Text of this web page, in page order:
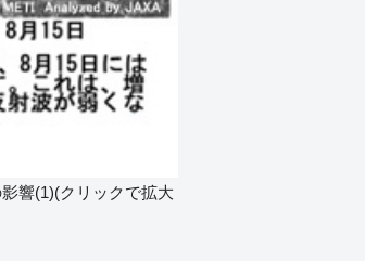
響(1)(クリックで拡大